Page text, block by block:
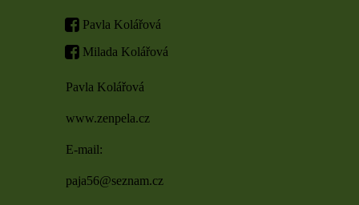
Pavla Kolářová
Milada Kolářová
Pavla Kolářová
www.zenpela.cz
E-mail:
paja56@seznam.cz